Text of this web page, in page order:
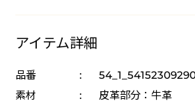
アイテム詳細
品番 :
素材
:
皮革部分：牛革